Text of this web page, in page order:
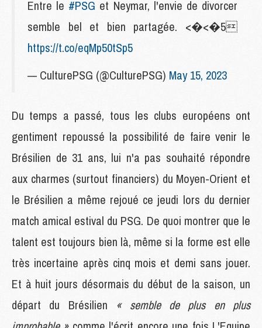
Entre le #PSG et Neymar, l'envie de divorcer
semble bel et bien partagée. <�<�5
https://t.co/eqMp50tSp5
— CulturePSG (@CulturePSG) May 15, 2023
Du temps a passé, tous les clubs européens ont
gentiment repoussé la possibilité de faire venir le
Brésilien de 31 ans, lui n'a pas souhaité répondre
aux charmes (surtout financiers) du Moyen-Orient et
le Brésilien a même rejoué ce jeudi lors du dernier
match amical estival du PSG. De quoi montrer que le
talent est toujours bien là, même si la forme est elle
très incertaine après cinq mois et demi sans jouer.
Et à huit jours désormais du début de la saison, un
départ du Brésilien « semble de plus en plus